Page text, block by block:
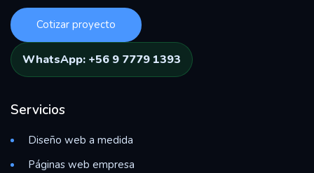
Cotizar proyecto
WhatsApp: +56 9 7779 1393
Servicios
Diseño web a medida
Páginas web empresa